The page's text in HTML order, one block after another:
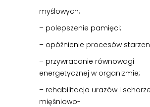
myślowych;
– polepszenie pamięci;
– opóźnienie procesów
– przywracanie równowagi
energetycznej w organizmie;
– rehabilitacja urazów i
mięśniowo-